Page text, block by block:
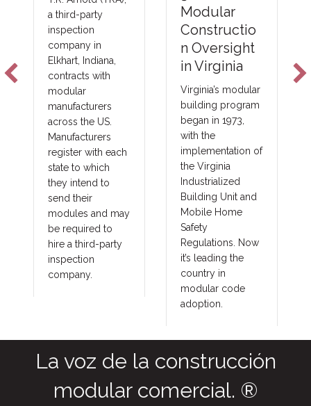
Modular
Constructio
n Oversight
in Virginia
Virginia’s modular
building program
began in 1973,
with the
implementation of
the Virginia
Industrialized
Building Unit and
Mobile Home
Safety
Regulations. Now
it’s leading the
country in
Emerging
NFPA-275
Foam Plastic
Technologie
s
New fire barrier
technologies are
improving total
costs and margins
in major areas of
construction, such
as commercial,
government,
union and
prevailing wage
projects. These
benefits translate
into other large
fringe areas, such
storage facilities,
grow houses,
outbuildings,
military and